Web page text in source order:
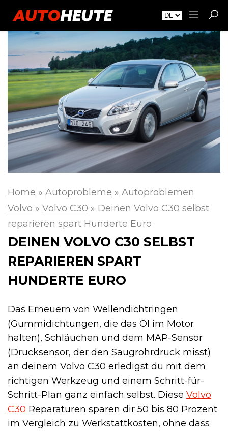
Home » Autoprobleme » Autoproblemen
Volvo » Volvo C30 » Deinen Volvo C30 selbst
reparieren spart Hunderte Euro
DEINEN VOLVO C30 SELBST
REPARIEREN SPART
HUNDERTE EURO
Das Erneuern von Wellendichtringen
(Gummidichtungen, die das Öl im Motor
halten), Schläuchen und dem MAP-Sensor
(Drucksensor, der den Saugrohrdruck misst)
an deinem Volvo C30 erledigst du mit dem
richtigen Werkzeug und einem Schritt-für-
Schritt-Plan ganz einfach selbst. Diese Volvo
C30 Reparaturen sparen dir 50 bis 80 Prozent
im Vergleich zu Werkstattkosten, ohne dass